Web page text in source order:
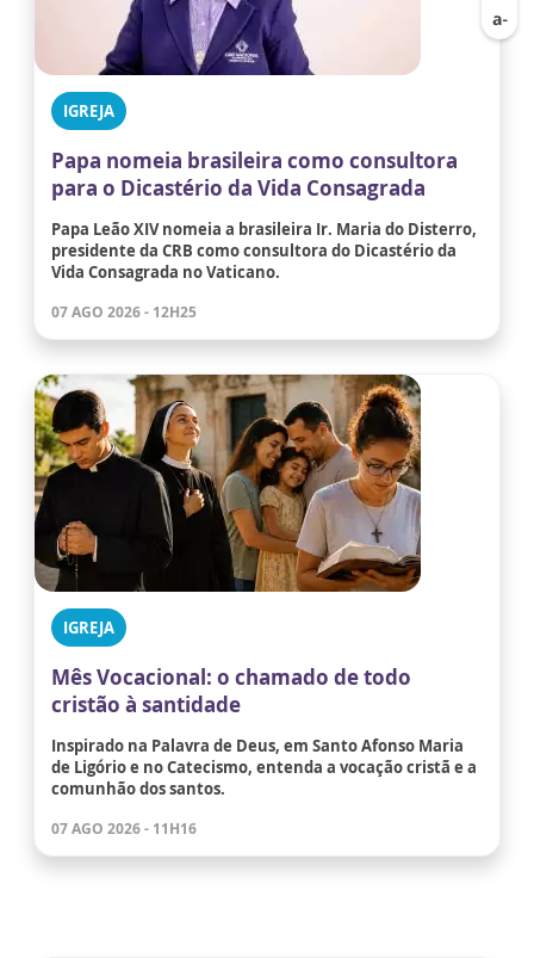
IGREJA
Papa nomeia brasileira como consultora
para o Dicastério da Vida Consagrada
Papa Leão XIV nomeia a brasileira Ir. Maria do Disterro,
presidente da CRB como consultora do Dicastério da
Vida Consagrada no Vaticano.
07 AGO 2026 - 12H25
IGREJA
Mês Vocacional: o chamado de todo
cristão à santidade
Inspirado na Palavra de Deus, em Santo Afonso Maria
de Ligório e no Catecismo, entenda a vocação cristã e a
comunhão dos santos.
07 AGO 2026 - 11H16